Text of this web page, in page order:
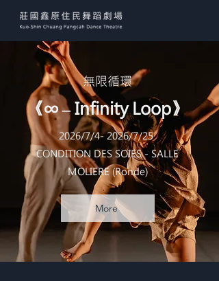
無限循環
《∞ ‒ Infinity Loop》
2026/7/4- 2026/7/25
CONDITION DES SOIES - SALLE
MOLIERE (Ronde)
More